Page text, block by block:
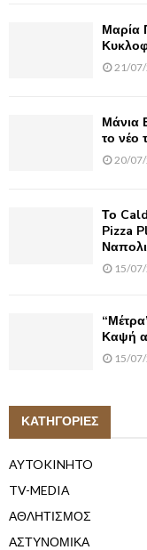
Μαρία
21/
Μάνια
το νέο
20/
Το
Pizza
15/
Καψή
15/
ΚΑΤΗΓΟΡΙΕΣ
AYTOKINHTO
TV-MEDIA
ΑΘΛΗΤΙΣΜΟΣ
ΑΣΤΥΝΟΜΙΚΑ